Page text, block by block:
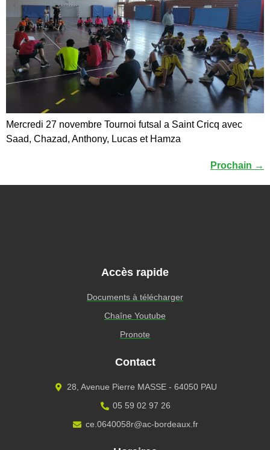
Mercredi 27 novembre Tournoi futsal a Saint Cricq avec
Saad, Chazad, Anthony, Lucas et Hamza
Prochain →
Accès rapide
Documents à télécharger
Chaîne Youtube
Pronote
Contact
28, Avenue Pierre MASSE - 64050 PAU
05 59 02 97 26
ce.0640058r@ac-bordeaux.fr